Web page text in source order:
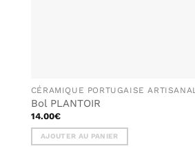
CÉRAMIQUE PORTUGAISE
Bol PLANTOIR
14.00€
AJOUTER AU PANIER